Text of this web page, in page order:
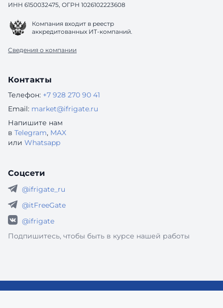
ИНН 6150032475, ОГРН 1026102223608
Компания входит в реестр
аккредитованных ИТ-компаний.
Сведения о компании
Контакты
Телефон: +7 928 270 90 41
Email: market@ifrigate.ru
Напишите нам
в Telegram, MAX
или Whatsapp
Соцсети
@ifrigate_ru
@itFreeGate
@ifrigate
Подпишитесь, чтобы быть в курсе нашей работы